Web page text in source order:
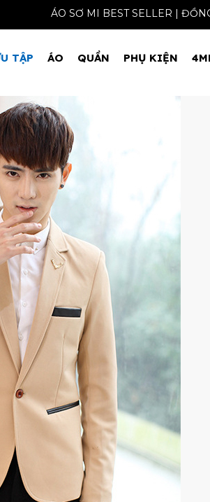
ÁO SƠ MI BEST
TẬP ÁO QUẦN PHỤ KIỆN